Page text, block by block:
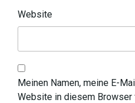
Website
Meinen Namen, meine E-
Website in diesem Browser